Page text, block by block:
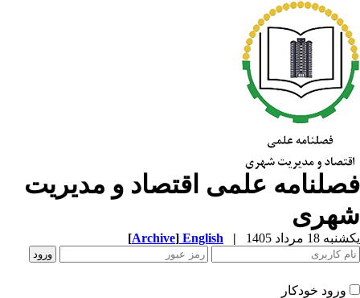
علمی اقتصاد و مدیریت
18 مرداد 1405 |
English
[Archive]
ورود خودکار